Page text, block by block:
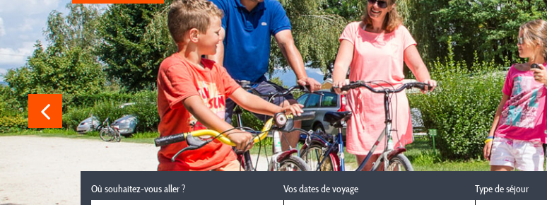
Où souhaitez-vous aller ? Vos dates de voyage Type de séjour